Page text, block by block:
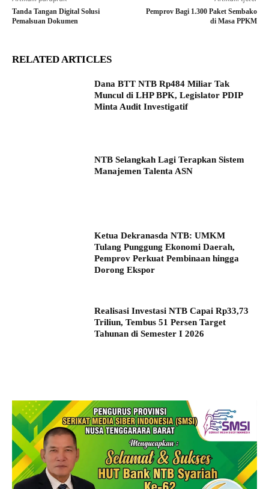
Tanda Tangan Digital Solusi
Pemalsuan Dokumen
Pemprov Bagi 1.300 Paket Sembako
di Masa PPKM
RELATED ARTICLES
Dana BTT NTB Rp484 Miliar Tak
Muncul di LHP BPK, Legislator PDIP
Minta Audit Investigatif
NTB Selangkah Lagi Terapkan Sistem
Manajemen Talenta ASN
Ketua Dekranasda NTB: UMKM
Tulang Punggung Ekonomi Daerah,
Pemprov Perkuat Pembinaan hingga
Dorong Ekspor
Realisasi Investasi NTB Capai Rp33,73
Triliun, Tembus 51 Persen Target
Tahunan di Semester I 2026